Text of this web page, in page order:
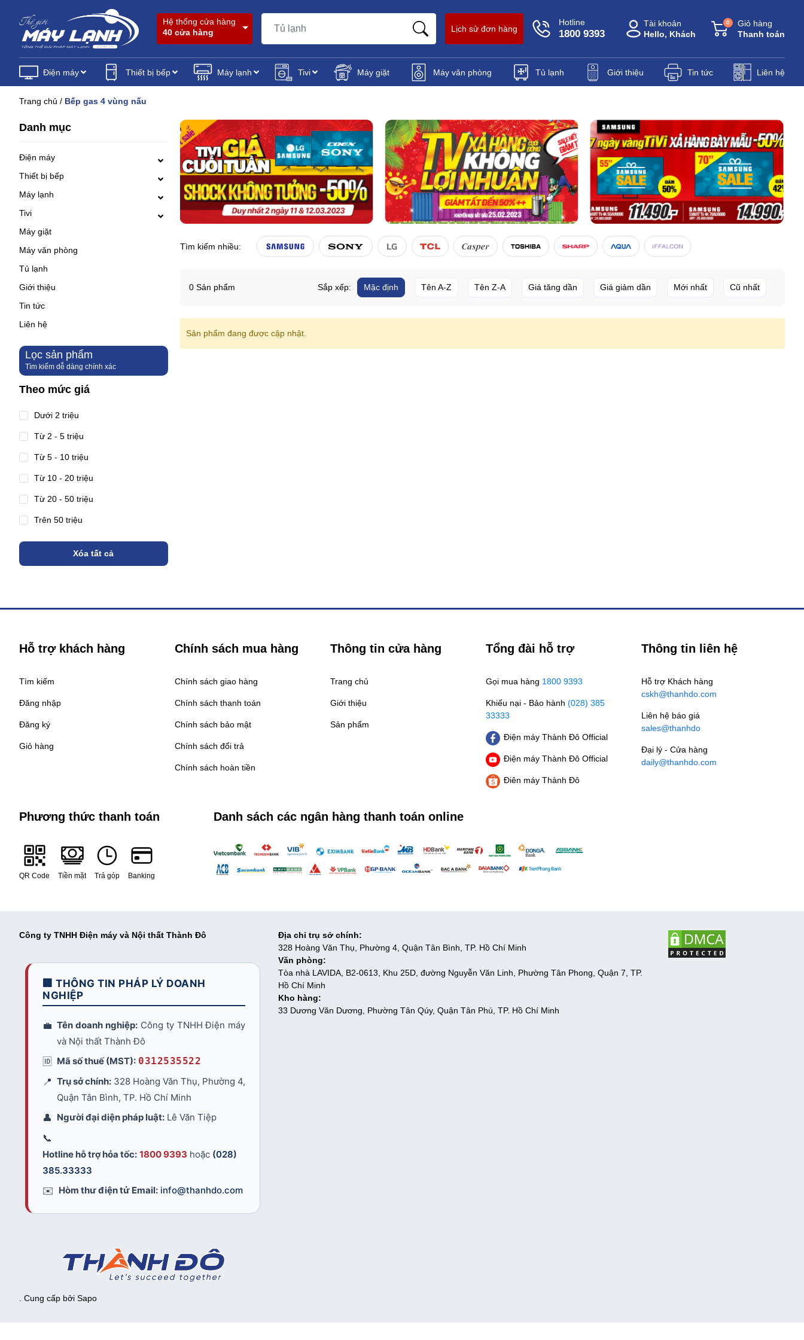
Hệ thống cửa hàng
40 cửa hàng
Lịch sử đơn hàng
Hotline
1800 9393
Tài khoản
Hello, Khách
Giỏ hàng
Thanh toán
0
Điện máy Thiết bị bếp Máy lạnh Tivi Máy giặt Máy văn phòng Tủ lạnh Giới thiệu Tin tức Liên hệ
Trang chủ / Bếp gas 4 vùng nấu
Danh mục
Điện máy
Thiết bị bếp
Máy lạnh
Tivi
Máy giặt
Máy văn phòng
Tủ lạnh
Giới thiệu
Tin tức
Liên hệ
Lọc sản phẩm
Tìm kiếm dễ dàng chính xác
Theo mức giá
Dưới 2 triệu
Từ 2 - 5 triệu
Từ 5 - 10 triệu
Từ 10 - 20 triệu
Từ 20 - 50 triệu
Trên 50 triệu
Xóa tất cả
Tìm kiếm nhiều:
0 Sản phẩm Sắp xếp: Mặc định Tên A-Z Tên Z-A Giá tăng dần Giá giảm dần Mới nhất Cũ nhất
Sản phẩm đang được cập nhật.
Hỗ trợ khách hàng
Tìm kiếm
Đăng nhập
Đăng ký
Giỏ hàng
Chính sách mua hàng
Chính sách giao hàng
Chính sách thanh toán
Chính sách bảo mật
Chính sách đổi trả
Chính sách hoàn tiền
Thông tin cửa hàng
Trang chủ
Giới thiệu
Sản phẩm
Tổng đài hỗ trợ
Gọi mua hàng 1800 9393
Khiếu nại - Bảo hành (028) 385
33333
Điện máy Thành Đô Official
Điện máy Thành Đô Official
Điên máy Thành Đô
Thông tin liên hệ
Hỗ trợ Khách hàng
cskh@thanhdo.com
Liên hệ báo giá
sales@thanhdo
Đại lý - Cửa hàng
daily@thanhdo.com
Phương thức thanh toán
QR Code Tiền mặt Trả góp Banking
Danh sách các ngân hàng thanh toán online
Công ty TNHH Điện máy và Nội thất Thành Đô
🏢 THÔNG TIN PHÁP LÝ DOANH
NGHIỆP
💼 Tên doanh nghiệp:Công ty TNHH Điện máy
và Nội thất Thành Đô
🆔 Mã số thuế (MST): 0312535522
📍 Trụ sở chính: 328 Hoàng Văn Thụ, Phường 4,
Quận Tân Bình, TP. Hồ Chí Minh
👤 Người đại diện pháp luật: Lê Văn Tiệp
📞
Hotline hỗ trợ hỏa tốc: 1800 9393 hoặc (028)
385.33333
✉️ Hòm thư điện tử Email: info@thanhdo.com
. Cung cấp bởi Sapo
Địa chỉ trụ sở chính:
328 Hoàng Văn Thụ, Phường 4, Quận Tân Bình, TP. Hồ Chí Minh
Văn phòng:
Tòa nhà LAVIDA, B2-0613, Khu 25D, đường Nguyễn Văn Linh, Phường Tân Phong, Quận 7, TP.
Hồ Chí Minh
Kho hàng:
33 Dương Văn Dương, Phường Tân Qúy, Quận Tân Phú, TP. Hồ Chí Minh